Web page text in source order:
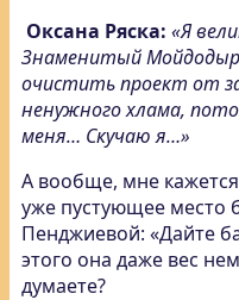
Оксана Ряска: «Я
Знаменитый
очистить проект от
ненужного хлама,
меня… Скучаю я…»
А вообще, мне
уже пустующее
Пенджиевой: «Дайте
этого она даже вес
думаете?